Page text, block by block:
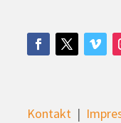
Kontakt |